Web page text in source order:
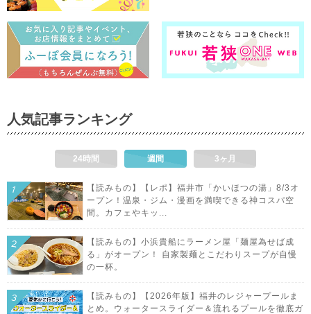
人気記事ランキング
24時間 週間 3ヶ月
【読みもの】【レポ】福井市「かいほつの湯」8/3オ
ープン！温泉・ジム・漫画を満喫できる神コスパ空
間。カフェやキッ...
【読みもの】小浜貴船にラーメン屋「麺屋為せば成
る」がオープン！ 自家製麺とこだわりスープが自慢
の一杯。
【読みもの】【2026年版】福井のレジャープールま
とめ。ウォータースライダー＆流れるプールを徹底ガ